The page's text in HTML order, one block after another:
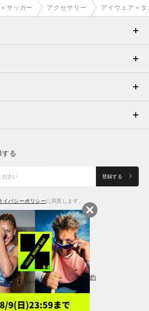
サッカー アクセサリー アイウェア＋タ
る
登録する
イバシーポリシーに同意します。
に基づく通販の表記 会員規約
ーポリシー